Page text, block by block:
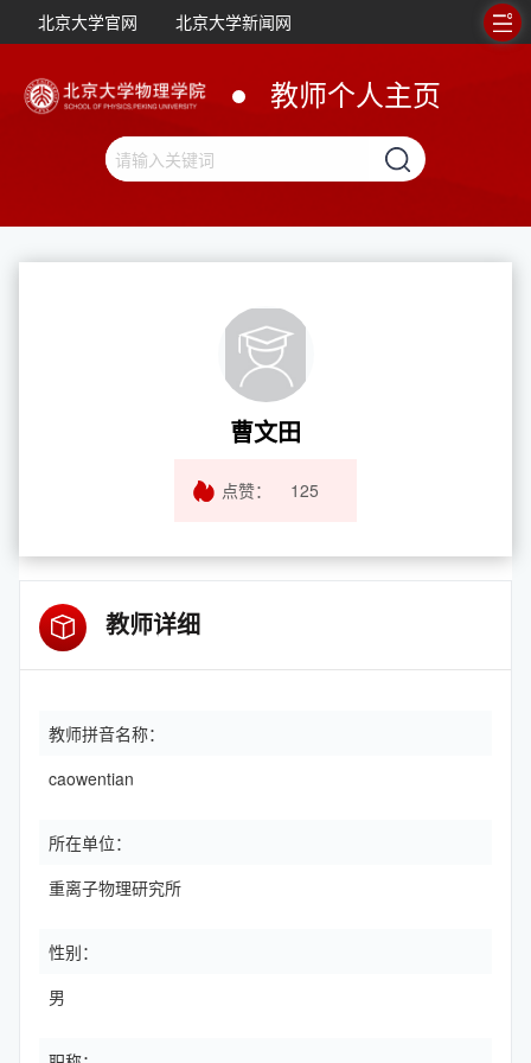
北京大学官网 北京大学新闻网
教师个人主页
曹文田
点赞： 125
教师详细
教师拼音名称：
caowentian
所在单位：
重离子物理研究所
性别：
男